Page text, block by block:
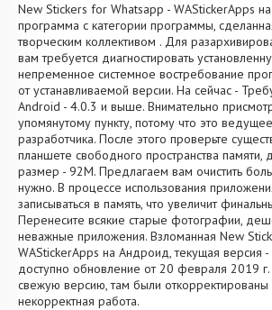
New Stickers for Whatsapp - WAStickerApps
программа с категории программы,
творческим коллективом . Для
вам требуется диагностировать
непременное системное востребование
от устанавливаемой версии. На сейчас -
Android - 4.0.3 и выше. Внимательно
упомянутому пункту, потому что это
разработчика. После этого проверьте
планшете свободного пространства памяти,
размер - 92M. Предлагаем вам очистить
нужно. В процессе использования
записываться в память, что увеличит
Перенесите всякие старые фотографии,
неважные приложения. Взломанная New
WAStickerApps на Андроид, текущая версия -
доступно обновление от 20 февраля 2019 г.
свежую версию, там были
некорректная работа.